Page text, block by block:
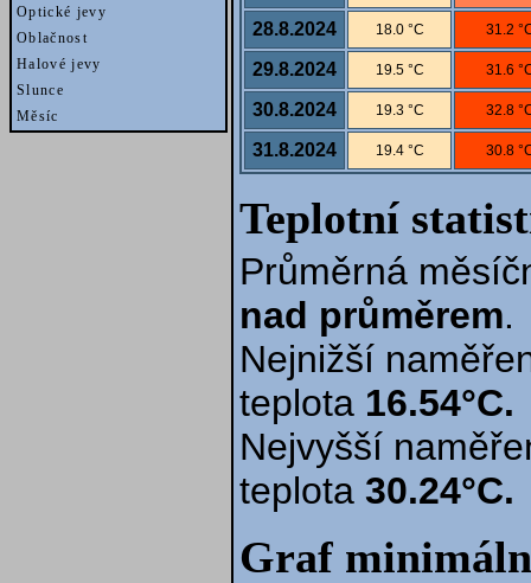
Optické jevy
Oblačnost
Halové jevy
Slunce
Měsíc
28.8.2024 18.0 °C 31.2
29.8.2024 19.5 °C 31.6
30.8.2024 19.3 °C 32.8
31.8.2024 19.4 °C 30.8
Teplotní
Průměrná
nad průměrem.
Nejnižší
teplota 16.54°C.
Nejvyšší
teplota 30.24°C.
Graf